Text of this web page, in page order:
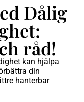
Dålig
råd!
kan hjälpa
din
hanterbar